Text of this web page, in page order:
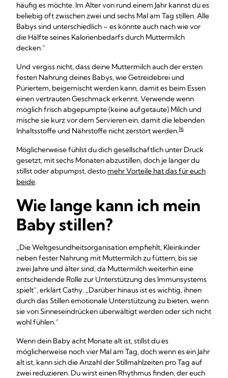
häufig es möchte. Im Alter von rund einem Jahr kannst du es
beliebig oft zwischen zwei und sechs Mal am Tag stillen. Alle
Babys sind unterschiedlich – es könnte auch nach wie vor
die Hälfte seines Kalorienbedarfs durch Muttermilch
decken.“
Und vergiss nicht, dass deine Muttermilch auch der ersten
festen Nahrung deines Babys, wie Getreidebrei und
Püriertem, beigemischt werden kann, damit es beim Essen
einen vertrauten Geschmack erkennt. Verwende wenn
möglich frisch abgepumpte (keine aufgetaute) Milch und
mische sie kurz vor dem Servieren ein, damit die lebenden
Inhaltsstoffe und Nährstoffe nicht zerstört werden.16
Möglicherweise fühlst du dich gesellschaftlich unter Druck
gesetzt, mit sechs Monaten abzustillen, doch je länger du
stillst oder abpumpst, desto mehr Vorteile hat das für euch
beide.
Wie lange kann ich mein
Baby stillen?
„Die Weltgesundheitsorganisation empfiehlt, Kleinkinder
neben fester Nahrung mit Muttermilch zu füttern, bis sie
zwei Jahre und älter sind, da Muttermilch weiterhin eine
entscheidende Rolle zur Unterstützung des Immunsystems
spielt“, erklärt Cathy. „Darüber hinaus ist es wichtig, ihnen
durch das Stillen emotionale Unterstützung zu bieten, wenn
sie von Sinneseindrücken überwältigt werden oder sich nicht
wohl fühlen.“
Wenn dein Baby acht Monate alt ist, stillst du es
möglicherweise noch vier Mal am Tag, doch wenn es ein Jahr
alt ist, kann sich die Anzahl der Stillmahlzeiten pro Tag auf
zwei reduzieren. Du wirst einen Rhythmus finden, der euch